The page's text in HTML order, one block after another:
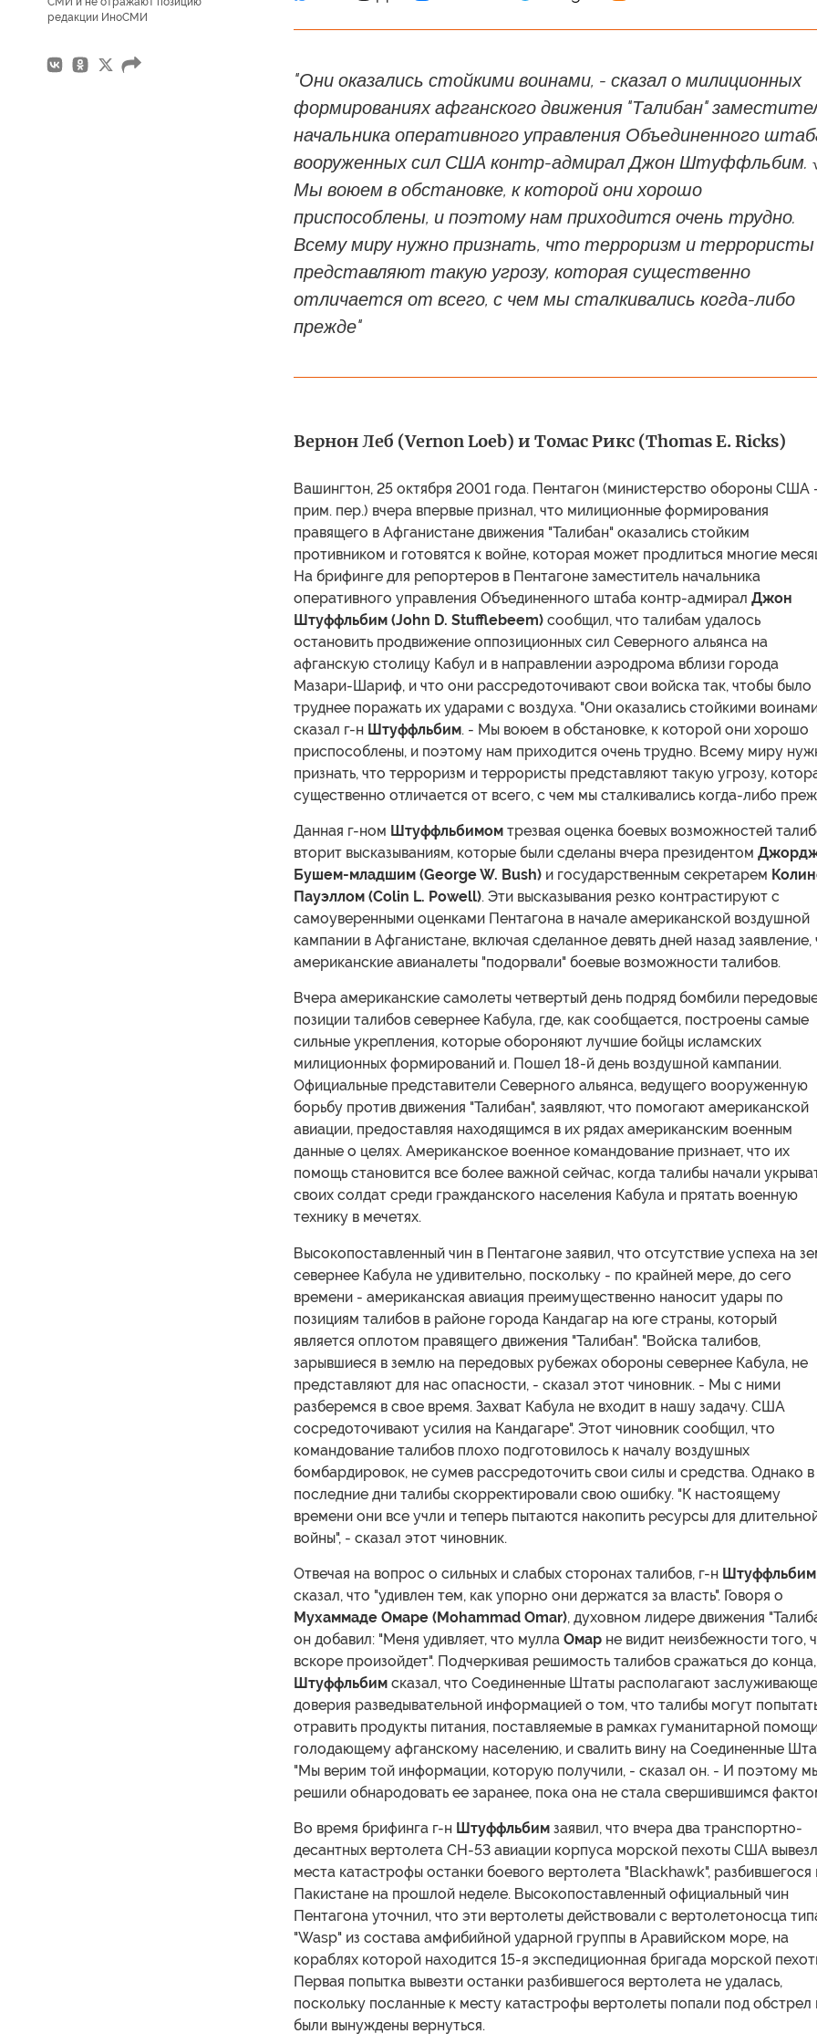
редакции ИноСМИ
"Они оказались стойкими воинами, - сказал о милиционных
формированиях афганского движения "Талибан"
начальника оперативного управления Объединенного
вооруженных сил США контр-адмирал Джон Штуффльбим.
Мы воюем в обстановке, к которой они хорошо
приспособлены, и поэтому нам приходится очень трудно.
Всему миру нужно признать, что терроризм и террористы
представляют такую угрозу, которая существенно
отличается от всего, с чем мы сталкивались когда-либо
прежде"
Вернон Леб (Vernon Loeb) и Томас Рикс (Thomas E. Ricks)
Вашингтон, 25 октября 2001 года. Пентагон (министерство обороны США
прим. пер.) вчера впервые признал, что милиционные формирования
правящего в Афганистане движения "Талибан" оказались стойким
противником и готовятся к войне, которая может продлиться многие
На брифинге для репортеров в Пентагоне заместитель начальника
оперативного управления Объединенного штаба контр-адмирал Джон
Штуффльбим (John D. Stufflebeem) сообщил, что талибам удалось
остановить продвижение оппозиционных сил Северного альянса на
афганскую столицу Кабул и в направлении аэродрома вблизи города
Мазари-Шариф, и что они рассредоточивают свои войска так, чтобы было
труднее поражать их ударами с воздуха. "Они оказались стойкими
сказал г-н Штуффльбим. - Мы воюем в обстановке, к которой они хорошо
приспособлены, и поэтому нам приходится очень трудно. Всему миру
признать, что терроризм и террористы представляют такую угрозу,
существенно отличается от всего, с чем мы сталкивались когда-либо
Данная г-ном Штуффльбимом трезвая оценка боевых возможностей
вторит высказываниям, которые были сделаны вчера президентом
Бушем-младшим (George W. Bush) и государственным секретарем
Пауэллом (Colin L. Powell). Эти высказывания резко контрастируют с
самоуверенными оценками Пентагона в начале американской воздушной
кампании в Афганистане, включая сделанное девять дней назад заявление,
американские авианалеты "подорвали" боевые возможности талибов.
Вчера американские самолеты четвертый день подряд бомбили
позиции талибов севернее Кабула, где, как сообщается, построены самые
сильные укрепления, которые обороняют лучшие бойцы исламских
милиционных формирований и. Пошел 18-й день воздушной кампании.
Официальные представители Северного альянса, ведущего вооруженную
борьбу против движения "Талибан", заявляют, что помогают американской
авиации, предоставляя находящимся в их рядах американским военным
данные о целях. Американское военное командование признает, что их
помощь становится все более важной сейчас, когда талибы начали
своих солдат среди гражданского населения Кабула и прятать военную
технику в мечетях.
Высокопоставленный чин в Пентагоне заявил, что отсутствие успеха на
севернее Кабула не удивительно, поскольку - по крайней мере, до сего
времени - американская авиация преимущественно наносит удары по
позициям талибов в районе города Кандагар на юге страны, который
является оплотом правящего движения "Талибан". "Войска талибов,
зарывшиеся в землю на передовых рубежах обороны севернее Кабула, не
представляют для нас опасности, - сказал этот чиновник. - Мы с ними
разберемся в свое время. Захват Кабула не входит в нашу задачу. США
сосредоточивают усилия на Кандагаре". Этот чиновник сообщил, что
командование талибов плохо подготовилось к началу воздушных
бомбардировок, не сумев рассредоточить свои силы и средства. Однако в
последние дни талибы скорректировали свою ошибку. "К настоящему
времени они все учли и теперь пытаются накопить ресурсы для
войны", - сказал этот чиновник.
Отвечая на вопрос о сильных и слабых сторонах талибов, г-н Штуффльбим
сказал, что "удивлен тем, как упорно они держатся за власть". Говоря о
Мухаммаде Омаре (Mohammad Omar), духовном лидере движения
он добавил: "Меня удивляет, что мулла Омар не видит неизбежности того,
вскоре произойдет". Подчеркивая решимость талибов сражаться до
Штуффльбим сказал, что Соединенные Штаты располагают
доверия разведывательной информацией о том, что талибы могут
отравить продукты питания, поставляемые в рамках гуманитарной
голодающему афганскому населению, и свалить вину на Соединенные
"Мы верим той информации, которую получили, - сказал он. - И поэтому
решили обнародовать ее заранее, пока она не стала свершившимся
Во время брифинга г-н Штуффльбим заявил, что вчера два транспортно-
десантных вертолета CH-53 авиации корпуса морской пехоты США
места катастрофы останки боевого вертолета "Blackhawk", разбившегося
Пакистане на прошлой неделе. Высокопоставленный официальный чин
Пентагона уточнил, что эти вертолеты действовали с вертолетоносца
"Wasp" из состава амфибийной ударной группы в Аравийском море, на
кораблях которой находится 15-я экспедиционная бригада морской
Первая попытка вывезти останки разбившегося вертолета не удалась,
поскольку посланные к месту катастрофы вертолеты попали под обстрел
были вынуждены вернуться.